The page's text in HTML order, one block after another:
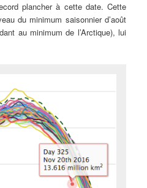
plancher à cette date. Cette
du minimum saisonnier d’août
au minimum de l’Arctique), lui